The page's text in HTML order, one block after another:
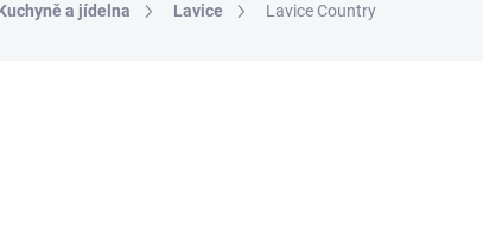
a jídelna Lavice Lavice Country